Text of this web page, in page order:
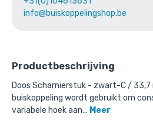
info@buiskoppelingshop.be
Productbeschrijving
Doos Scharnierstuk - zwart-C / 33,7
buiskoppeling wordt gebruikt om
variabele hoek aan… Meer